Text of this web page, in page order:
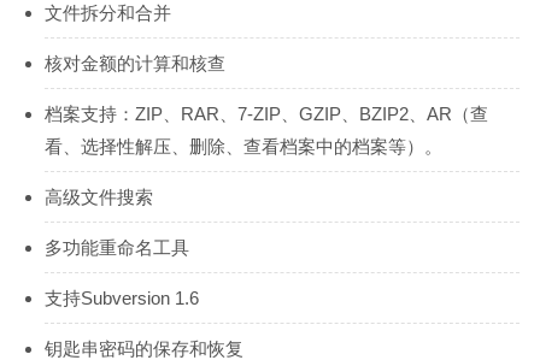
文件拆分和合并
核对金额的计算和核查
档案支持：ZIP、RAR、7-ZIP、GZIP、BZIP2、AR（查
看、选择性解压、删除、查看档案中的档案等）。
高级文件搜索
多功能重命名工具
支持Subversion 1.6
钥匙串密码的保存和恢复